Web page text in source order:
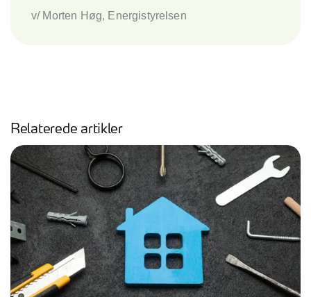
v/ Morten Høg, Energistyrelsen
Relaterede artikler